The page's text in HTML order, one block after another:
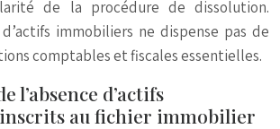
de la procédure de dissolution.
immobiliers ne dispense pas de
comptables et fiscales essentielles.
l’absence d’actifs
au fichier immobilier